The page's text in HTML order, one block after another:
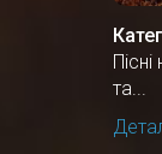
та...